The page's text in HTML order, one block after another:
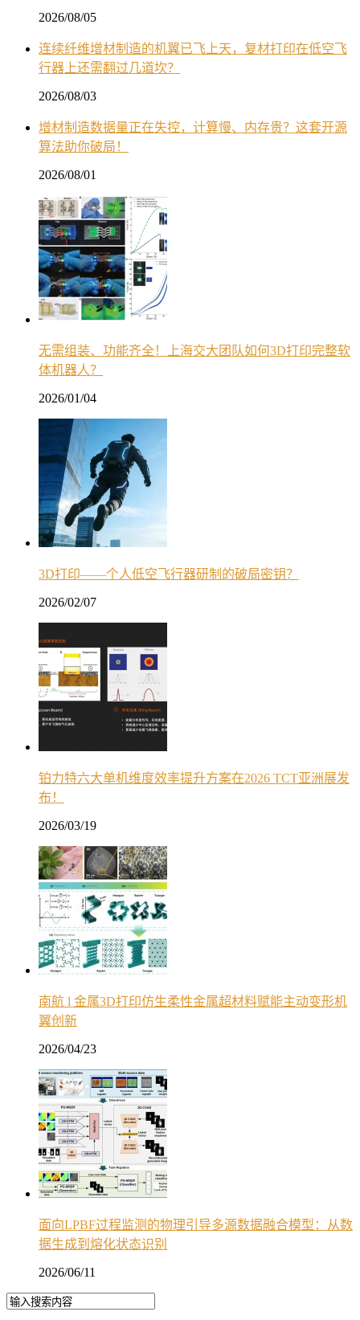
2026/08/05
连续纤维增材制造的机翼已飞上天，复材打印在低空飞
行器上还需翻过几道坎？
2026/08/03
增材制造数据量正在失控，计算慢、内存贵？这套开源
算法助你破局！
2026/08/01
无需组装、功能齐全！上海交大团队如何3D打印完整软
体机器人？
2026/01/04
3D打印——个人低空飞行器研制的破局密钥？
2026/02/07
铂力特六大单机维度效率提升方案在2026 TCT亚洲展发
布！
2026/03/19
南航 l 金属3D打印仿生柔性金属超材料赋能主动变形机
翼创新
2026/04/23
面向LPBF过程监测的物理引导多源数据融合模型：从数
据生成到熔化状态识别
2026/06/11